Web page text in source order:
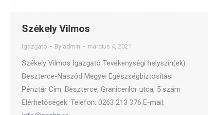
Székely Vilmos
Igazgató By admin március 4, 2021
Székely Vilmos Igazgató Tevékenységi helyszín(ek):
Beszterce-Naszód Megyei Egészségbiztosítási
Pénztár Cím: Beszterce, Granicerilor utca, 5 szám
Elérhetőségek: Telefon: 0263 213 376 E-mail: